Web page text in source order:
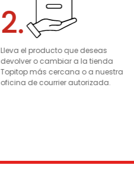
2.
Lleva el producto que deseas
devolver o cambiar a la tienda
Topitop más cercana o a nuestra
oficina de courrier autorizada.